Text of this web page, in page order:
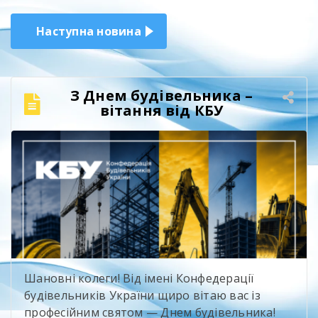
Наступна новина
З Днем будівельника –
вітання від КБУ
Шановні колеги! Від імені Конфедерації
будівельників України щиро вітаю вас із
професійним святом — Днем будівельника!